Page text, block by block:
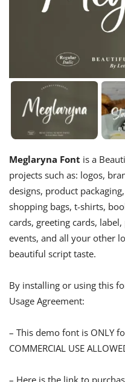
Meglaryna Font is a
projects such as: logos,
designs, product
shopping bags, t-shirts,
cards, greeting cards,
events, and all your other
beautiful script taste.
By installing or using this
Usage Agreement:
– This demo font is ONLY
COMMERCIAL USE